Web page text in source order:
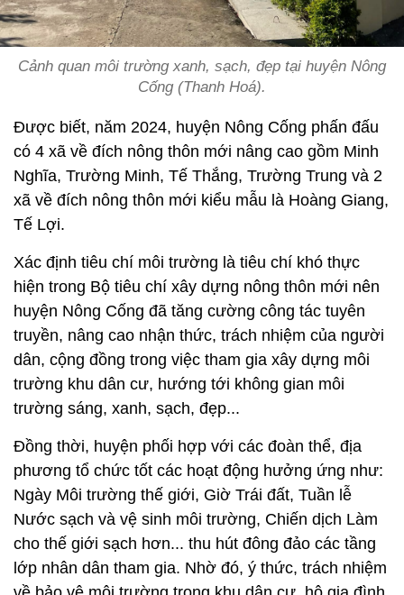
Cảnh quan môi trường xanh, sạch, đẹp tại huyện Nông
Cống (Thanh Hoá).
Được biết, năm 2024, huyện Nông Cống phấn đấu
có 4 xã về đích nông thôn mới nâng cao gồm Minh
Nghĩa, Trường Minh, Tế Thắng, Trường Trung và 2
xã về đích nông thôn mới kiểu mẫu là Hoàng Giang,
Tế Lợi.
Xác định tiêu chí môi trường là tiêu chí khó thực
hiện trong Bộ tiêu chí xây dựng nông thôn mới nên
huyện Nông Cống đã tăng cường công tác tuyên
truyền, nâng cao nhận thức, trách nhiệm của người
dân, cộng đồng trong việc tham gia xây dựng môi
trường khu dân cư, hướng tới không gian môi
trường sáng, xanh, sạch, đẹp...
Đồng thời, huyện phối hợp với các đoàn thể, địa
phương tổ chức tốt các hoạt động hưởng ứng như:
Ngày Môi trường thế giới, Giờ Trái đất, Tuần lễ
Nước sạch và vệ sinh môi trường, Chiến dịch Làm
cho thế giới sạch hơn... thu hút đông đảo các tầng
lớp nhân dân tham gia. Nhờ đó, ý thức, trách nhiệm